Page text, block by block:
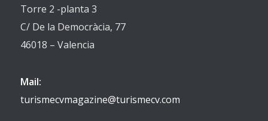
Torre 2 -planta 3
C/ De la Democràcia, 77
46018 – Valencia
Mail:
turismecvmagazine@turismecv.com